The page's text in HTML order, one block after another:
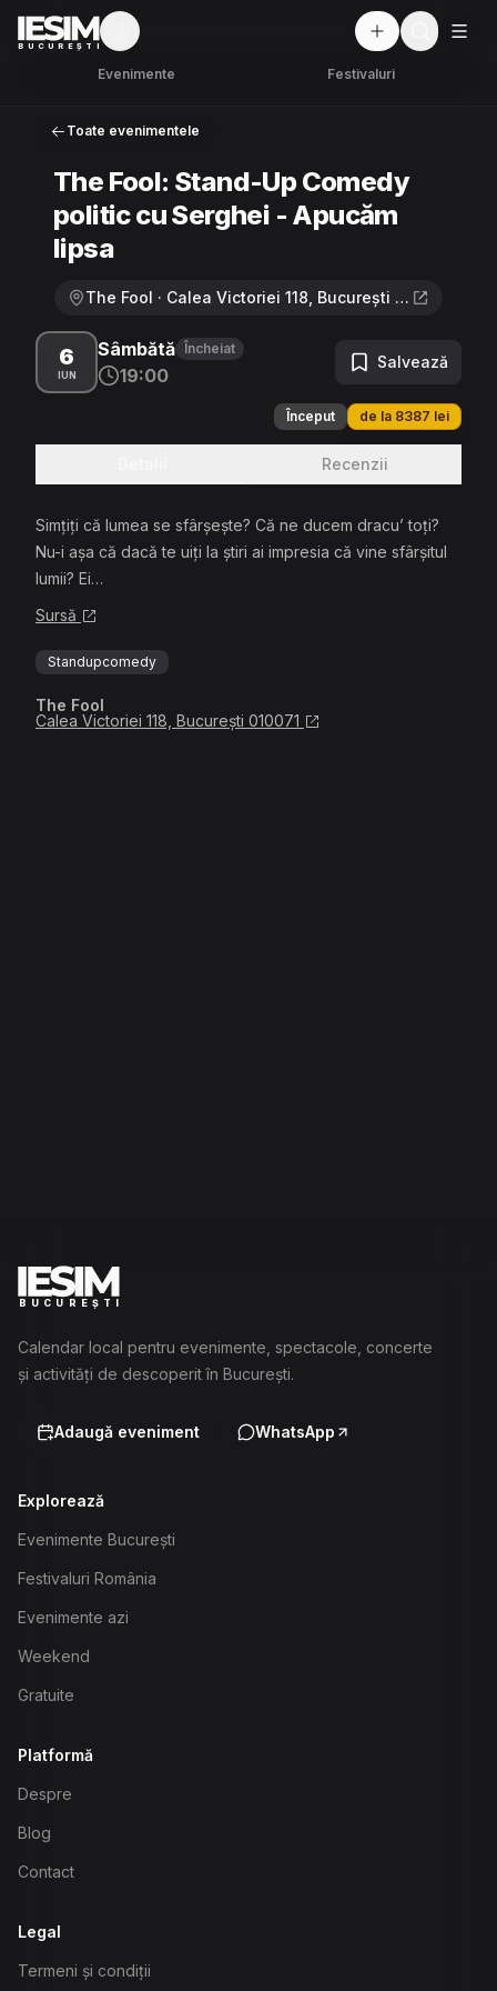
BUCUREȘTI Mod întunecat
Evenimente Festivaluri
Toate evenimentele
The Fool: Stand-Up Comedy
politic cu Serghei - Apucăm
lipsa
The Fool · Calea Victoriei 118, București 010071
6
IUN
Sâmbătă Încheiat
19:00
Salvează
Început de la 8387 lei
Recenzii
Simțiți că lumea se sfârșește? Că ne ducem dracu’ toți?
Nu-i așa că dacă te uiți la știri ai impresia că vine sfârșitul
lumii? Ei…
Sursă
Standupcomedy
The Fool
Calea Victoriei 118, București 010071
BUCUREȘTI
Calendar local pentru evenimente, spectacole, concerte
și activități de descoperit în București.
Adaugă eveniment WhatsApp
Explorează
Evenimente București
Festivaluri România
Evenimente azi
Weekend
Gratuite
Platformă
Despre
Blog
Contact
Legal
Termeni și condiții